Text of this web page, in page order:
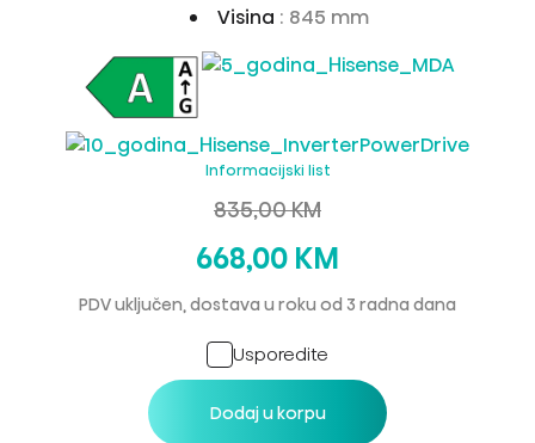
Visina : 845 mm
Informacijski list
835,00 KM
668,00 KM
PDV uključen, dostava u roku od 3 radna dana
Usporedite
Dodaj u korpu